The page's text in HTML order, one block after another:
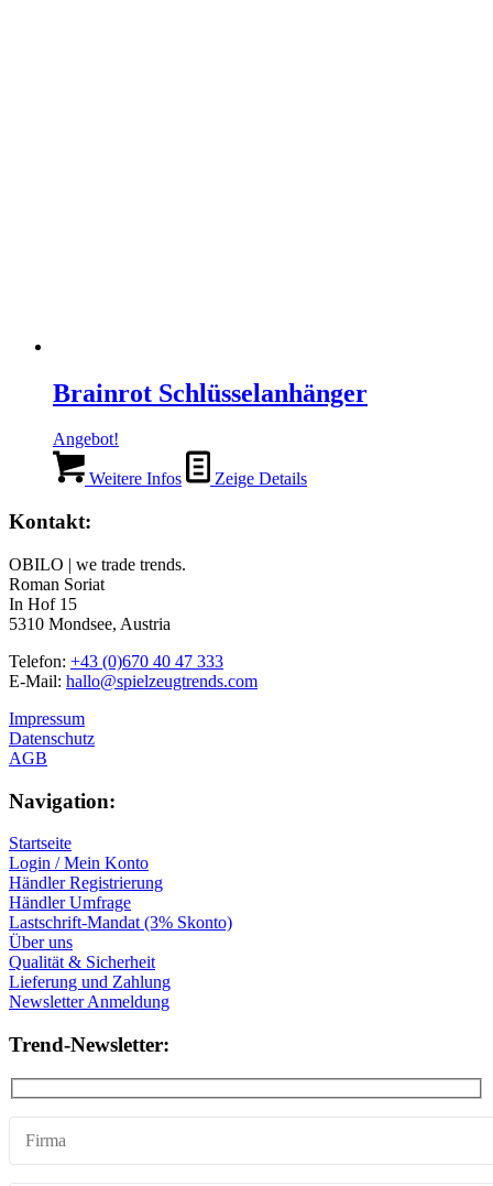
Brainrot Schlüsselanhänger
Angebot!
Weitere Infos Zeige Details
Kontakt:
OBILO | we trade trends.
Roman Soriat
In Hof 15
5310 Mondsee, Austria
Telefon: +43 (0)670 40 47 333
E-Mail: hallo@spielzeugtrends.com
Impressum
Datenschutz
AGB
Navigation:
Startseite
Login / Mein Konto
Händler Registrierung
Händler Umfrage
Lastschrift-Mandat (3% Skonto)
Über uns
Qualität & Sicherheit
Lieferung und Zahlung
Newsletter Anmeldung
Trend-Newsletter: